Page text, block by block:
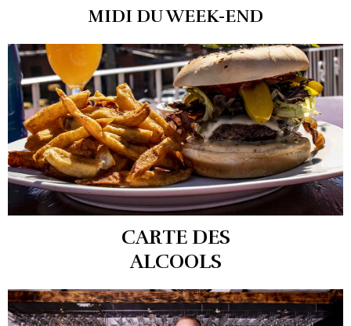
MIDI DU WEEK-END
CARTE DES
ALCOOLS